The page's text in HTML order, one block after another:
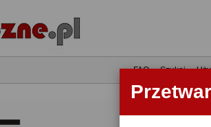
•FAQ•Szukaj•